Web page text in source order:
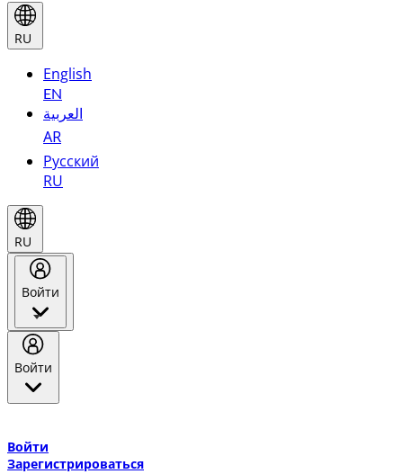
RU
English
EN
العربية
AR
Русский
RU
RU
Войти
Войти
Войти
Зарегистрироваться